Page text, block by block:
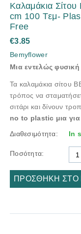
Kαλαμάκια
cm 100 Tεμ-
Free
€3.85
Bemyflower
Μια εντελώς φυσική
Τα καλαμάκια σίτου
τρόπος να
σιτάρι και δίνουν
no to plastic μια
Διαθεσιμότητα:
In
Ποσότητα:
ΠΡΟΣΘΉΚΗ ΣΤΟ